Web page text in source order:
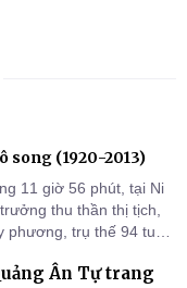
song (1920-2013)
11 giờ 56 phút, tại Ni
thu thần thị tịch,
trụ thế 94 tuổi
Ân Tự trang